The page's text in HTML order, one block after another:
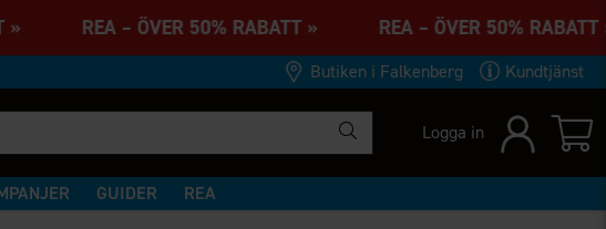
» REA – ÖVER 50% RABATT » REA – ÖVER 50%
Butiken i Falkenberg Kundtjänst
Logga in
GUIDER REA